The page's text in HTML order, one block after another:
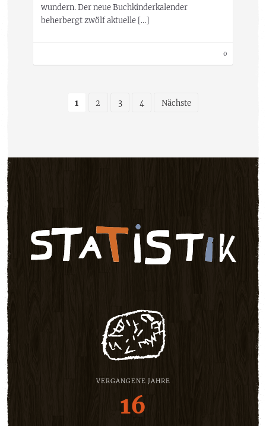
wundern. Der neue Buchkinderkalender
beherbergt zwölf aktuelle […]
0
1 2 3 4 Nächste
VERGANGENE JAHRE
16